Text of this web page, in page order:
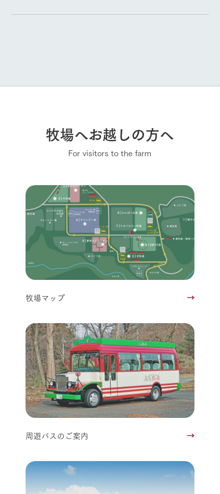
牧場へお越しの方へ
For visitors to the farm
牧場マップ
周遊バスのご案内